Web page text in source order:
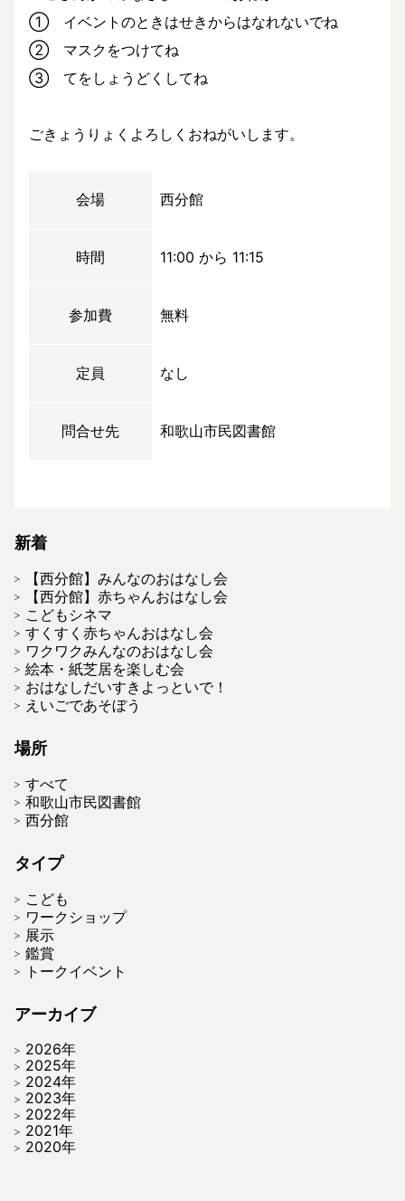
① イベントのときはせきからはなれないでね
② マスクをつけてね
③ てをしょうどくしてね
ごきょうりょくよろしくおねがいします。
会場 西分館
時間 11:00 から 11:15
参加費 無料
定員 なし
問合せ先 和歌山市民図書館
新着
【西分館】みんなのおはなし会
【西分館】赤ちゃんおはなし会
こどもシネマ
すくすく赤ちゃんおはなし会
ワクワクみんなのおはなし会
絵本・紙芝居を楽しむ会
おはなしだいすきよっといで！
えいごであそぼう
場所
すべて
和歌山市民図書館
西分館
タイプ
こども
ワークショップ
展示
鑑賞
トークイベント
アーカイブ
2026年
2025年
2024年
2023年
2022年
2021年
2020年